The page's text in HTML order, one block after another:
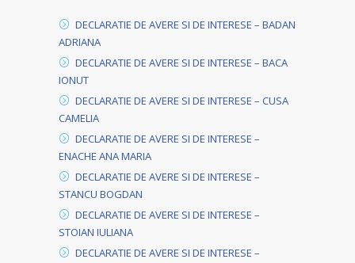
DECLARATIE DE AVERE SI DE INTERESE – BADAN
ADRIANA
DECLARATIE DE AVERE SI DE INTERESE – BACA
IONUT
DECLARATIE DE AVERE SI DE INTERESE – CUSA
CAMELIA
DECLARATIE DE AVERE SI DE INTERESE –
ENACHE ANA MARIA
DECLARATIE DE AVERE SI DE INTERESE –
STANCU BOGDAN
DECLARATIE DE AVERE SI DE INTERESE –
STOIAN IULIANA
DECLARATIE DE AVERE SI DE INTERESE –